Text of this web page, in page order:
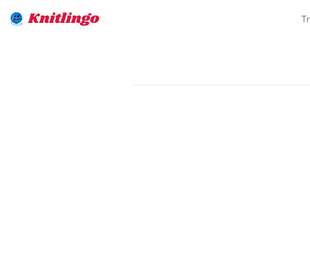
Knitlingo